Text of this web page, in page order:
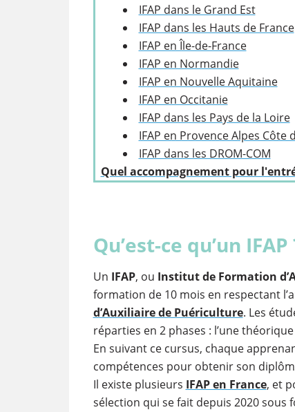
IFAP dans le Grand Est
IFAP dans les Hauts de France
IFAP en Île-de-France
IFAP en Normandie
IFAP en Nouvelle Aquitaine
IFAP en Occitanie
IFAP dans les Pays de la Loire
IFAP en Provence Alpes Côte
IFAP dans les DROM-COM
Quel accompagnement pour
Qu’est-ce qu’un IFAP
Un IFAP, ou Institut de Formation
formation de 10 mois en respectant
d’Auxiliaire de Puériculture. Les
réparties en 2 phases : l’une
En suivant ce cursus, chaque
compétences pour obtenir son
Il existe plusieurs IFAP en France, et
sélection qui se fait depuis 2020 sous